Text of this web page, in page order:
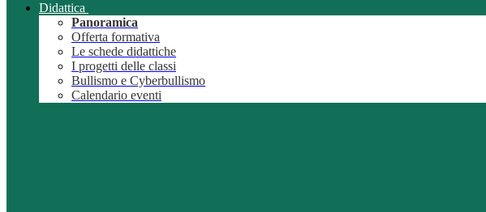
Didattica
Panoramica
Offerta formativa
Le schede didattiche
I progetti delle classi
Bullismo e Cyberbullismo
Calendario eventi